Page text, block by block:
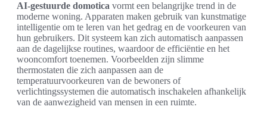
AI-gestuurde domotica vormt een belangrijke trend in de
moderne woning. Apparaten maken gebruik van kunstmatige
intelligentie om te leren van het gedrag en de voorkeuren van
hun gebruikers. Dit systeem kan zich automatisch aanpassen
aan de dagelijkse routines, waardoor de efficiëntie en het
wooncomfort toenemen. Voorbeelden zijn slimme
thermostaten die zich aanpassen aan de
temperatuurvoorkeuren van de bewoners of
verlichtingssystemen die automatisch inschakelen afhankelijk
van de aanwezigheid van mensen in een ruimte.